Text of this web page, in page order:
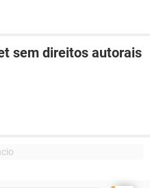
sem direitos autorais